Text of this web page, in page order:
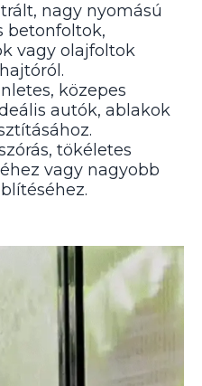
nagy nyomású
betonfoltok,
vagy olajfoltok
közepes
autók, ablakok
tökéletes
vagy nagyobb